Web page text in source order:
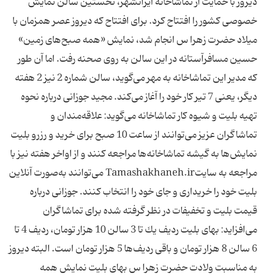
خصوصی كشور را افتتاح كرد. برای افتتاح كه دیروز عصر همزمان با
میلاد حضرت زهرا س انجام شد، نمایش «همه صبح‌های زمین»
حسین مسافرآستانه در این سالن به روی صحنه رفت. اما آن طور
كه مدیر این تماشاخانه به مهر می‌گوید، سالن شماره 2 نیز 2 هفته
دیگر، یعنی 7 تیر كار خود را آغاز می‌كند. مجید جوزانی درباره نحوه
تهیه بلیت و شیوه كار تماشاخانه می‌گوید: علاقه‌مندان و
تماشاگران عزیز می‌توانند از ساعت 10 صبح برای خرید و رزرو بلیت
نمایش‌ها به گیشه تماشاخانه‌ها مراجعه كنند و از اواخر هفته نیز با
مراجعه به سایتTamashakhaneh.ir می‌توانند به‌صورت آنلاین
بلیت خود را خریداری و جای خود را انتخاب كنند. جوزانی درباره
قیمت‌ بلیت و تخفیفات در نظر گرفته شده برای تماشاگران
می‌افزاید: بهای بلیت ردیف یك تا 3 سالن 10 هزار تومان، ردیف 4 تا
6 سالن 8 هزار تومان و باقی ردیف‌ها 5 هزار تومان است. البته دیروز
به مناسبت ولادت حضرت زهرا س بهای بلیت نمایش همه